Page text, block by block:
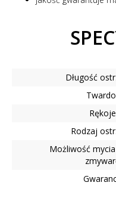
Długość
Rodzaj
Możliwość